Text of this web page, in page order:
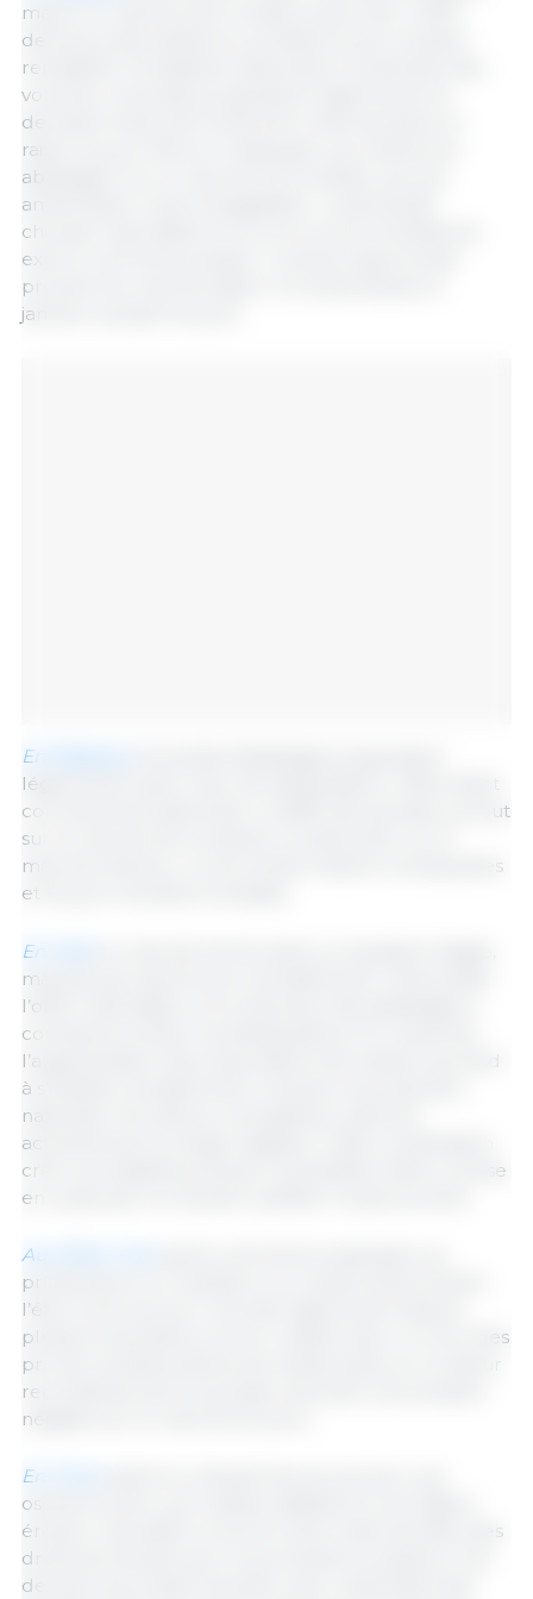
mais à un rythme plus modéré qu’en été. L’offre
demeure abondante et, profitant d’une certaine
rentabilité, les abattoirs absorbent l’ensemble des
volumes. Les poids progressent légèrement et
devraient s’alourdir fortement cette semaine en
raison du jour férié en Catalogne, qui réduira les
abattages. Sur le marché de la viande, aucune
amélioration n’est envisageable : la demande
chinoise reste faible et la concurrence brésilienne
exerce une forte pression. La seule opportunité
provient du marché italien, où la demande en
jambon soutient les prix.
En Belgique
légèrement sans créer de déséquilibre, l’offre étant
correctement absorbée. La difficulté persiste surtout
sur le marché de la viande, en particulier sur le
marché intérieur, où les ventes restent compliquées
et les prix orientés à la baisse.
En Italie
marqué par des forces contradictoires. Côté positif,
l’offre reste faible, et la réduction des abattages a
contribué à limiter les déséquilibres. En revanche,
l’augmentation des importations de viande, qui tend
à s’installer durablement, menace la production
nationale. Par ailleurs, les abattoirs opèrent
actuellement à marge négative. Cette combinaison
crée une stabilité précaire, susceptible d’être remise
en cause par la moindre variation conjoncturelle.
Aux États-Unis
printemps et un maintien à un niveau élevé durant
l’été, le prix du porc s’érode légèrement depuis
plusieurs semaines, tout en restant haut. Le recul des
prix de certaines pièces de viande pèse sur la valeur
reconstituée de la carcasse, exerçant une pression
négative sur le marché du porc.
En Chine
oscillent entre une relative stabilité et une légère
érosion, l’actualité concerne vient cette semaine des
droits de douane pour les produits européens. Ces
derniers pourraient doubler avec cependant des